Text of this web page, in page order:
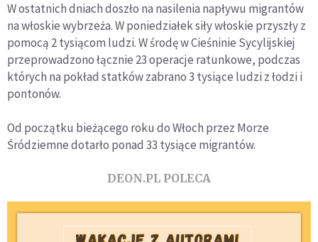
W ostatnich dniach doszło na nasilenia napływu migrantów
na włoskie wybrzeża. W poniedziałek siły włoskie przyszły z
pomocą 2 tysiącom ludzi. W środę w Cieśninie Sycylijskiej
przeprowadzono łącznie 23 operacje ratunkowe, podczas
których na pokład statków zabrano 3 tysiące ludzi z łodzi i
pontonów.
Od początku bieżącego roku do Włoch przez Morze
Śródziemne dotarło ponad 33 tysiące migrantów.
DEON.PL POLECA